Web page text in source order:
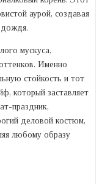
аурой, создавая
дождя.
мускуса,
Именно
стойкость и тот
который заставляет
праздник,
деловой костюм,
любому образу